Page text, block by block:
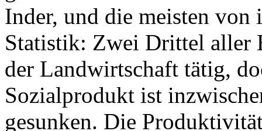
Inder, und die meisten von
Statistik: Zwei Drittel aller
der Landwirtschaft tätig,
Sozialprodukt ist
gesunken. Die